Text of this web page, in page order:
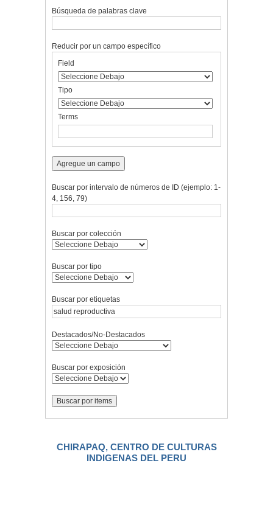
Búsqueda de palabras clave
rows
"Reducir
por
específico":
1
Reducir por un campo específico
de
búsqueda
de
búsqueda
de
búsqueda
de
Búsqueda
Field
Tipo
Terms
Agregue un campo
Buscar por intervalo de números de ID (ejemplo: 1-
4, 156, 79)
Buscar por colección
Buscar por tipo
Buscar por etiquetas
Destacados/No-Destacados
Buscar por exposición
CHIRAPAQ, CENTRO DE CULTURAS
INDIGENAS DEL PERU